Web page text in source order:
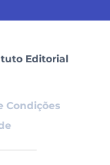
Editorial
Condições